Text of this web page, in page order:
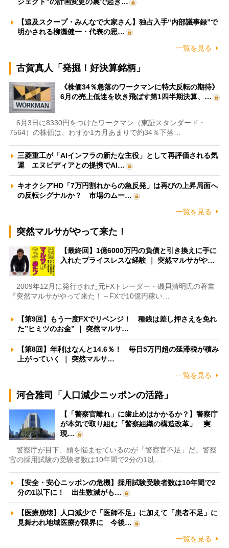
ジェクト”の計画変更の裏で起き…
【追及スクープ・みんなで大家さん】独占入手“内部議事録”で
明かされる柳瀬健一・代表の思…
一覧を見る
古賀真人「発掘！好決算銘柄」
《株価34％急落のワークマンに特大反転の期待》
6月の売上低迷を吹き飛ばす第1四半期決算、…
6月3日に8330円をつけたワークマン（東証スタンダード・
7564）の株価は、わずか1カ月あまりで約34％下落…
三菱重工が「AIインフラの新たな主役」として再評価される気
運 エヌビディアとの提携でAI…
キオクシアHD「7万円割れからの急反発」は再びの上昇局面へ
の反転シグナルか？ 市場のムー…
一覧を見る
突然マルサがやって来た！
【最終回】1億6000万円の負債と引き換えに手に
入れたプライスレスな経験 ｜ 突然マルサがや…
2009年12月に発行された元FXトレーダー・磯貝清明氏の著書
『突然マルサがやって来た！～FXで10億円稼い…
【第9回】もう一度FXでリベンジ！ 種銭は差し押さえを免れ
た”ヒミツのお金” ｜ 突然マルサ…
【第8回】年利はなんと14.6％！ 毎日5万円超の延滞税が積み
上がっていく ｜ 突然マルサ…
一覧を見る
河合雅司「人口減少ニッポンの活路」
【「警察官離れ」に歯止めはかかるか？】警察庁
が本気で取り組む「警察組織の構造改革」 実
現…
警察庁が目下、頭を悩ませているのが「警察官不足」だ。警察
官の採用試験の受験者数は10年間で2分の1以…
【安全・安心ニッポンの危機】採用試験受験者数は10年間で2
分の1以下に！ 出生数減がも…
【医療崩壊】人口減少で「医師不足」に加えて「患者不足」に
見舞われ地域医療が限界に 今後…
一覧を見る